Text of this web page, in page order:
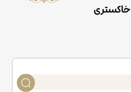
خاکستری